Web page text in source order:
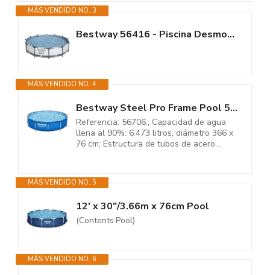
MÁS VENDIDO NO. 3
Bestway 56416 - Piscina Desmontable Tubular Steel Pro Max 366x76 cm...
MÁS VENDIDO NO. 4
Bestway Steel Pro Frame Pool 56706 sin Bomba, Piscina Redonda de Acero de...
Referencia: 56706.; Capacidad de agua
llena al 90%: 6.473 litros; diámetro 366 x
76 cm; Estructura de tubos de acero...
MÁS VENDIDO NO. 5
12' x 30"/3.66m x 76cm Pool
(Contents:Pool)
MÁS VENDIDO NO. 6